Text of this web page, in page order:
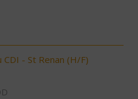
CDI - St Renan (H/F)